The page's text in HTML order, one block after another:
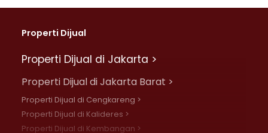
Properti Dijual
Properti Dijual di Jakarta >
Properti Dijual di Jakarta Barat >
Properti Dijual di Cengkareng >
Properti Dijual di Kalideres >
Properti Dijual di Kembangan >